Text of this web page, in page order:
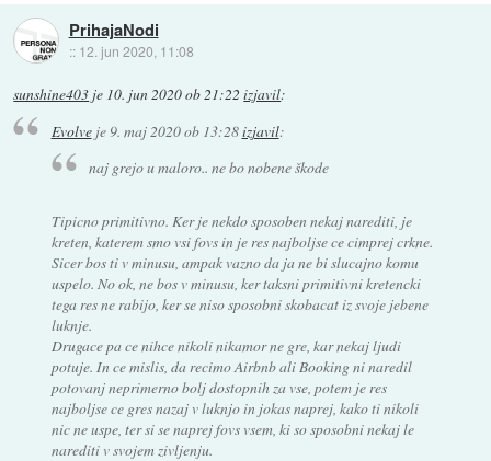
PrihajaNodi
:: 12. jun 2020, 11:08
sunshine403 je 10. jun 2020 ob 21:22 izjavil:
Evolveje9. maj 2020 ob 13:28izjavil:
naj grejo u maloro.. ne bo nobene škode
Tipicno primitivno. Ker je nekdo sposoben nekaj narediti, je
kreten, katerem smo vsi fovs in je res najboljse ce cimprej crkne.
Sicer bos ti v minusu, ampak vazno da ja ne bi slucajno komu
uspelo. No ok, ne bos v minusu, ker taksni primitivni kretencki
tega res ne rabijo, ker se niso sposobni skobacat iz svoje jebene
luknje.
Drugace pa ce nihce nikoli nikamor ne gre, kar nekaj ljudi
potuje. In ce mislis, da recimo Airbnb ali Booking ni naredil
potovanj neprimerno bolj dostopnih za vse, potem je res
najboljse ce gres nazaj v luknjo in jokas naprej, kako ti nikoli
nic ne uspe, ter si se naprej fovs vsem, ki so sposobni nekaj le
narediti v svojem zivljenju.